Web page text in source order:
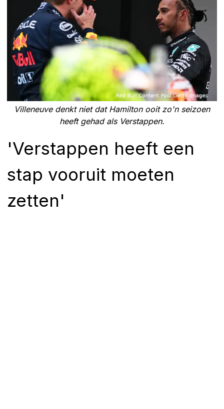
Villeneuve denkt niet dat Hamilton ooit zo'n seizoen
heeft gehad als Verstappen.
'Verstappen heeft een
stap vooruit moeten
zetten'